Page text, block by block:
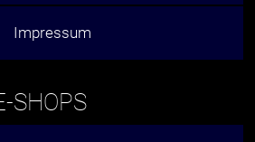
Impressum
SHOPS